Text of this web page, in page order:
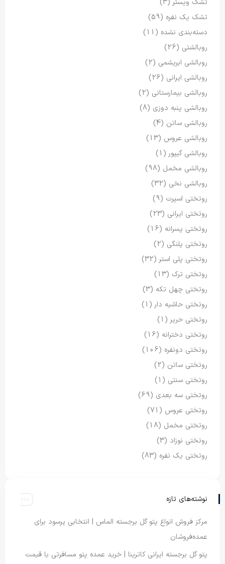
تشک ویستر(3)
تشک یک نفره (59)
دسته‌بندی نشده (11)
روبالشتی (26)
روبالشی ابریشمی (2)
روبالشی ایرانی (26)
روبالشی بیمارستانی (2)
روبالشی پنبه دوزی (8)
روبالشی ساتن (4)
روبالشی عروس (13)
روبالشی گیپور(1)
روبالشی مخمل (98)
روبالشی نخی (32)
روتختی اسپرت (9)
روتختی ایرانی (23)
روتختی پسرانه (16)
روتختی پلنگی (2)
روتختی پلی استر(32)
روتختی ترک (13)
روتختی چهل تکه (3)
روتختی حاشیه دار(1)
روتختی حریر(1)
روتختی دخترانه (16)
روتختی دونفره (106)
روتختی ساتن (2)
روتختی سنتی (1)
روتختی سه بعدی (69)
روتختی عروس (71)
روتختی مخمل (18)
روتختی نوزاد (3)
روتختی یک نفره (83)
نوشته‌های تازه
مرکز فروش انواع پتو گل برجسته الماس | انتخابی پرسود برای
عمده‌فروشان
پتو گل برجسته ایرانی کاترینا | خرید عمده پتو مسافرتی با قیمت